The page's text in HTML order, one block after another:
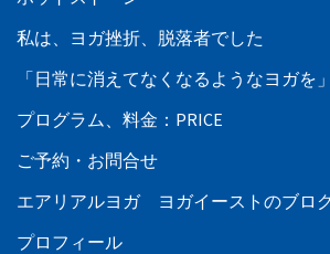
私は、ヨガ挫折、脱落者でした
「日常に消えてなくなるようなヨガを」
プログラム、料金：PRICE
ご予約・お問合せ
エアリアルヨガ ヨガイーストのブロ
プロフィール